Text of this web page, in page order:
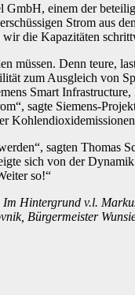
einem der
Strom aus
die Kapazitäten
müssen. Denn teure,
zum Ausgleich von
Smart
sagte Siemens-
sagten Thomas
sich von der
so!“
Im Hintergrund v.l.
Bürgermeister